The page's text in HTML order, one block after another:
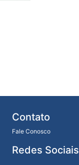
Contato
Fale Conosco
Redes Sociais